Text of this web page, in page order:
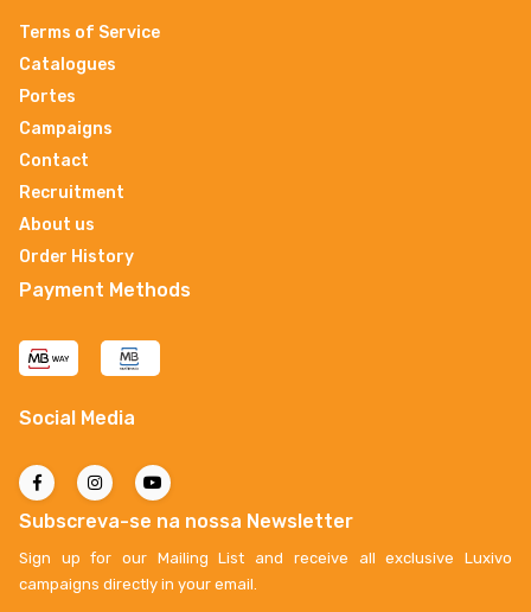
Terms of Service
Catalogues
Portes
Campaigns
Contact
Recruitment
About us
Order History
Payment Methods
Social Media
Subscreva-se na nossa Newsletter
Sign up for our Mailing List and receive all exclusive Luxivo
campaigns directly in your email.